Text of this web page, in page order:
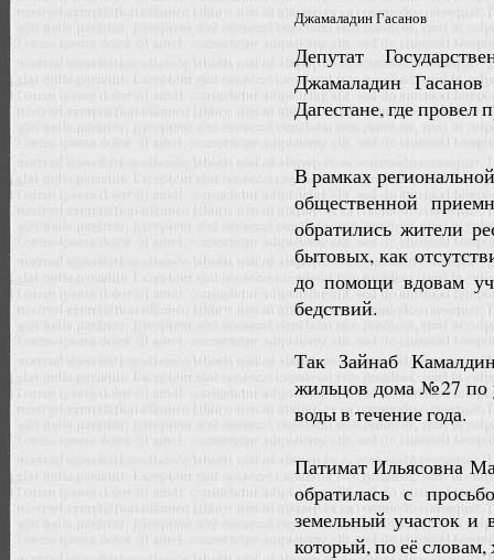
Джамаладин Гасанов
Депутат
Джамаладин
Дагестане, где
В рамках
общественной
обратились жители
бытовых, как
до помощи вдовам
бедствий.
Так Зайнаб
жильцов дома №27 по
воды в течение года.
Патимат Ильясовна
обратилась с
земельный участок и
который, по её словам,